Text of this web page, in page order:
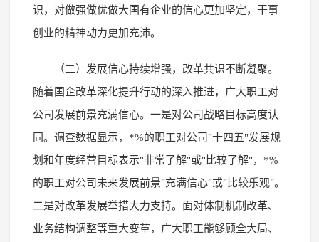
识，对做强做优做大国有企业的信心更加坚定，干事
创业的精神动力更加充沛。
（二）发展信心持续增强，改革共识不断凝聚。
随着国企改革深化提升行动的深入推进，广大职工对
公司发展前景充满信心。一是对公司战略目标高度认
同。调查数据显示，*%的职工对公司"十四五"发展规
划和年度经营目标表示"非常了解"或"比较了解"，*%
的职工对公司未来发展前景"充满信心"或"比较乐观"。
二是对改革发展举措大力支持。面对体制机制改革、
业务结构调整等重大变革，广大职工能够顾全大局、